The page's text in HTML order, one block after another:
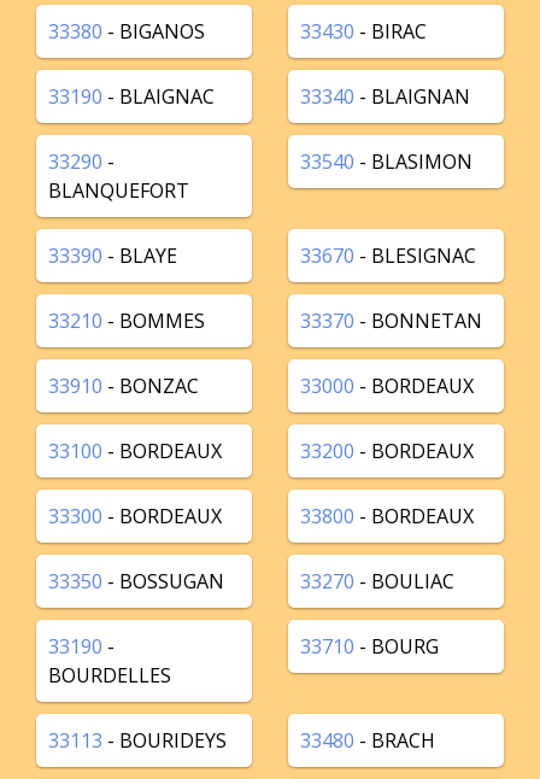
33380 - BIGANOS 33430 - BIRAC
33190 - BLAIGNAC 33340 - BLAIGNAN
33290 -
BLANQUEFORT
33540 - BLASIMON
33390 - BLAYE 33670 - BLESIGNAC
33210 - BOMMES 33370 - BONNETAN
33910 - BONZAC 33000 - BORDEAUX
33100 - BORDEAUX 33200 - BORDEAUX
33300 - BORDEAUX 33800 - BORDEAUX
33350 - BOSSUGAN 33270 - BOULIAC
33190 -
BOURDELLES
33710 - BOURG
33113 - BOURIDEYS 33480 - BRACH